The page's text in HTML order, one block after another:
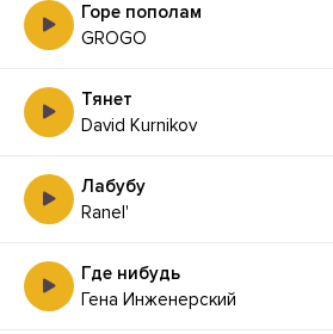
Горе пополам
GROGO
Тянет
David Kurnikov
Лабубу
Ranel'
Где нибудь
Гена Инженерский